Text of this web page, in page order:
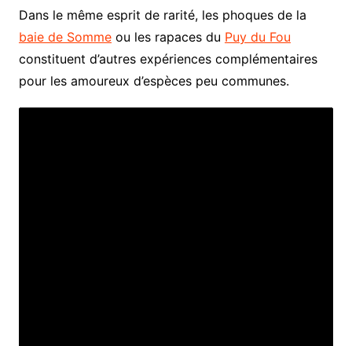
Dans le même esprit de rarité, les phoques de la
baie de Sommeou les rapaces du Puy du Fou
constituent d’autres expériences complémentaires
pour les amoureux d’espèces peu communes.